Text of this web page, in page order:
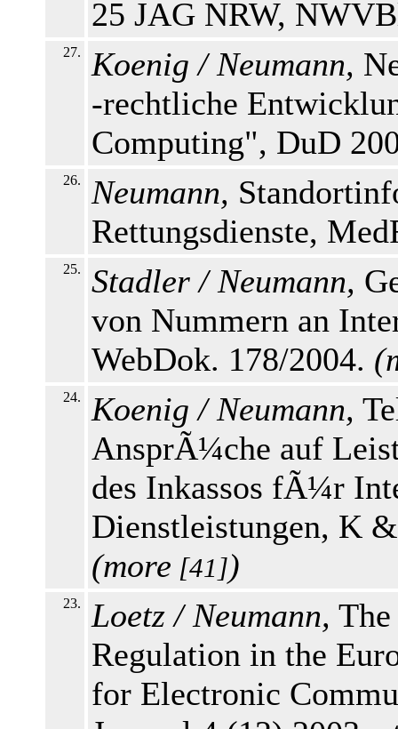
25 JAG NRW,
27. Koenig / Neumann,
-rechtliche
Computing", DuD
26. Neumann,
Rettungsdienste,
25. Stadler / Neumann,
von Nummern an
WebDok. 178/2004. (
24. Koenig / Neumann,
AnsprÃ¼che auf
des Inkassos fÃ¼r
Dienstleistungen, K
(more [41])
23. Loetz / Neumann,
Regulation in the
for Electronic